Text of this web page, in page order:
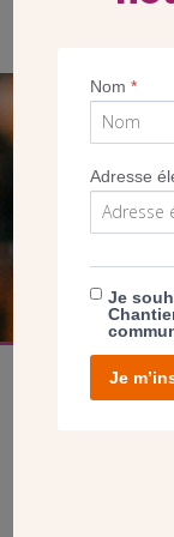
Ste-Cécile à
SEUL
NOUS
Nom*
Adresse
Je
Je